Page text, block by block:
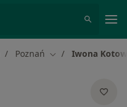
Poznań Zmień miasto
Iwona